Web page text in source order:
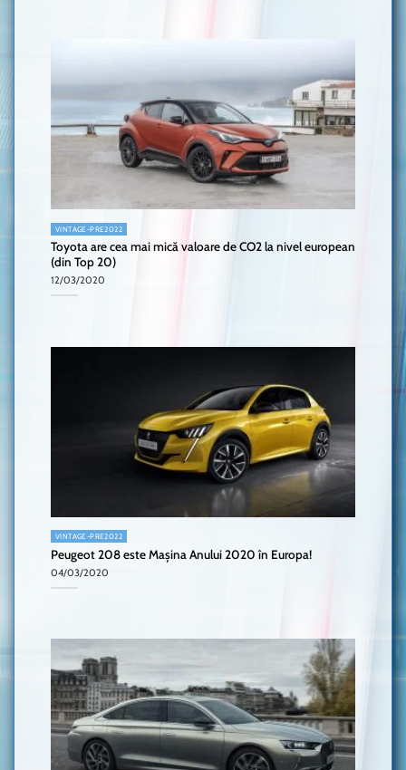
VINTAGE-PRE2022
Toyota are cea mai mică valoare de CO2 la nivel european
(din Top 20)
12/03/2020
VINTAGE-PRE2022
Peugeot 208 este Mașina Anului 2020 în Europa!
04/03/2020